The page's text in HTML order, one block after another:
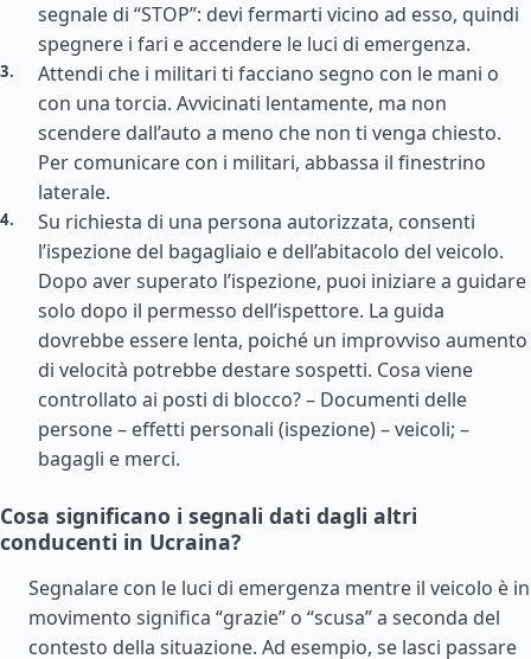
segnale di “STOP”: devi fermarti vicino ad esso, quindi
spegnere i fari e accendere le luci di emergenza.
Attendi che i militari ti facciano segno con le mani o
con una torcia. Avvicinati lentamente, ma non
scendere dall’auto a meno che non ti venga chiesto.
Per comunicare con i militari, abbassa il finestrino
laterale.
Su richiesta di una persona autorizzata, consenti
l’ispezione del bagagliaio e dell’abitacolo del veicolo.
Dopo aver superato l’ispezione, puoi iniziare a guidare
solo dopo il permesso dell’ispettore. La guida
dovrebbe essere lenta, poiché un improvviso aumento
di velocità potrebbe destare sospetti. Cosa viene
controllato ai posti di blocco? – Documenti delle
persone – effetti personali (ispezione) – veicoli; –
bagagli e merci.
Cosa significano i segnali dati dagli altri
conducenti in Ucraina?
Segnalare con le luci di emergenza mentre il veicolo è in
movimento significa “grazie” o “scusa” a seconda del
contesto della situazione. Ad esempio, se lasci passare